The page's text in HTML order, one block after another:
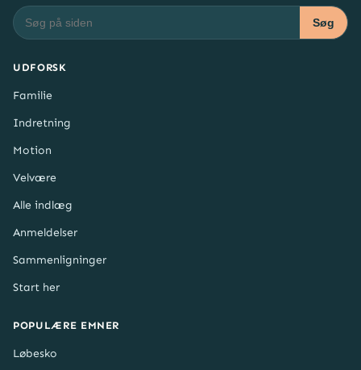
Søg
UDFORSK
Familie
Indretning
Motion
Velvære
Alle indlæg
Anmeldelser
Sammenligninger
Start her
POPULÆRE EMNER
Løbesko